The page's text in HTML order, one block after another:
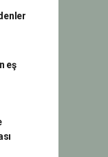
eş